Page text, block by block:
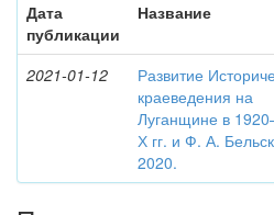
Дата
публикации
Название
2021-01-12
Развитие
краеведения на
Луганщине в
Х гг. и Ф. А.
2020.